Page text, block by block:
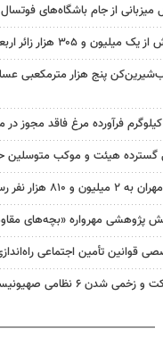
میزبانی از جام باشگاه‌های
هزار زائر اربعین از مرز مهران به کشور
هیئت و موکب
و ۸۱۰ هزار نفر رسید
پژوهشی مهرواره «بچه‌های
قوانین تأمین اجتماعی
۶ نظامی صهیونیست در جنوب لبنان